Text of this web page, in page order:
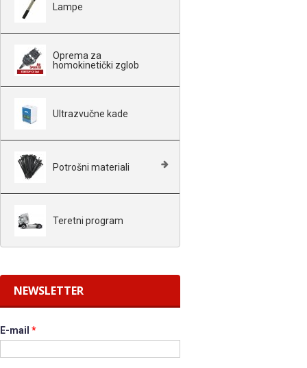
Lampe
Oprema za
homokinetički zglob
Ultrazvučne kade
Potrošni materiali
Teretni program
NEWSLETTER
E-mail *